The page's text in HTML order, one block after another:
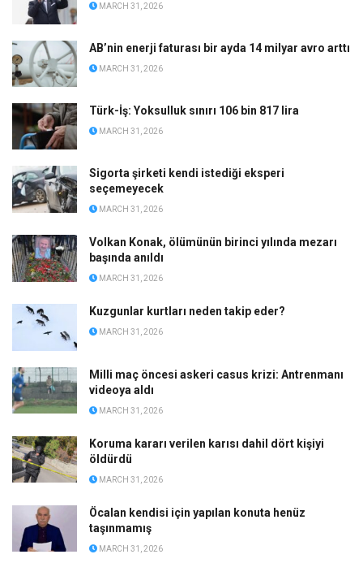
MARCH 31, 2026
AB’nin enerji faturası bir ayda 14 milyar avro arttı
MARCH 31, 2026
Türk-İş: Yoksulluk sınırı 106 bin 817 lira
MARCH 31, 2026
Sigorta şirketi kendi istediği eksperi
seçemeyecek
MARCH 31, 2026
Volkan Konak, ölümünün birinci yılında mezarı
başında anıldı
MARCH 31, 2026
Kuzgunlar kurtları neden takip eder?
MARCH 31, 2026
Milli maç öncesi askeri casus krizi: Antrenmanı
videoya aldı
MARCH 31, 2026
Koruma kararı verilen karısı dahil dört kişiyi
öldürdü
MARCH 31, 2026
Öcalan kendisi için yapılan konuta henüz
taşınmamış
MARCH 31, 2026